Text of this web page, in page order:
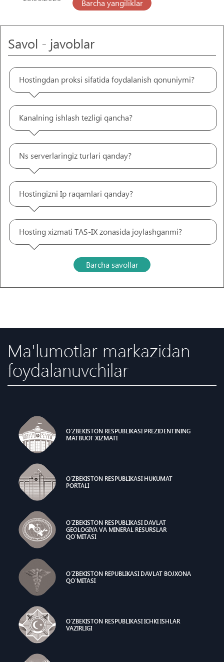
Barcha yangiliklar
Savol - javoblar
Hostingdan proksi sifatida foydalanish qonuniymi?
Kanalning ishlash tezligi qancha?
Ns serverlaringiz turlari qanday?
Hostingizni Ip raqamlari qanday?
Hosting xizmati TAS-IX zonasida joylashganmi?
Barcha savollar
Ma'lumotlar markazidan
foydalanuvchilar
O`ZBEKISTON RESPUBLIKASI PREZIDENTINING
MATBUOT XIZMATI
O`ZBEKISTON RESPUBLIKASI HUKUMAT
PORTALI
O`ZBЕKISTОN RЕSPUBLIKАSI DAVLAT
GЕОLОGIYA VА MINЕRАL RЕSURSLАR
QO`MITАSI
O`ZBEKISTON REPUBLIKASI DAVLAT BOJXONA
QO`MITASI
O`ZBEKISTON RESPUBLIKASI ICHKI ISHLAR
VAZIRLIGI